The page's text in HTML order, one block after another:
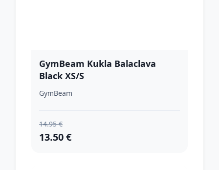
GymBeam Kukla Balaclava
Black XS/S
GymBeam
14.95 €
13.50 €